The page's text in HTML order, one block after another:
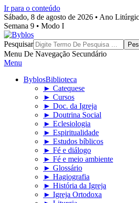
Ir para o conteúdo
Sábado, 8 de agosto de 2026 • Ano
Semana 9 • Modo I
Byblos
Pesquisar
Menu De Navegação Secundário
Menu
ByblosBiblioteca
► Catequese
► Cursos
► Doc. da Igreja
► Doutrina Social
► Eclesiologia
► Espiritualidade
► Estudos bíblicos
► Fé e diálogo
► Fé e meio ambiente
► Glossário
► Hagiografia
► História da Igreja
► Igreja Ortodoxa